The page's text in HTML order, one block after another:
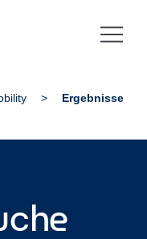
Ergebnisse